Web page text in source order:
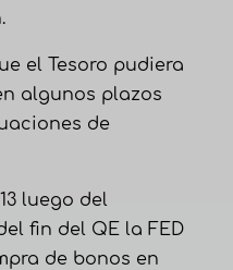
el Tesoro pudiera
algunos plazos
de
luego del
fin del QE la FED
de bonos en